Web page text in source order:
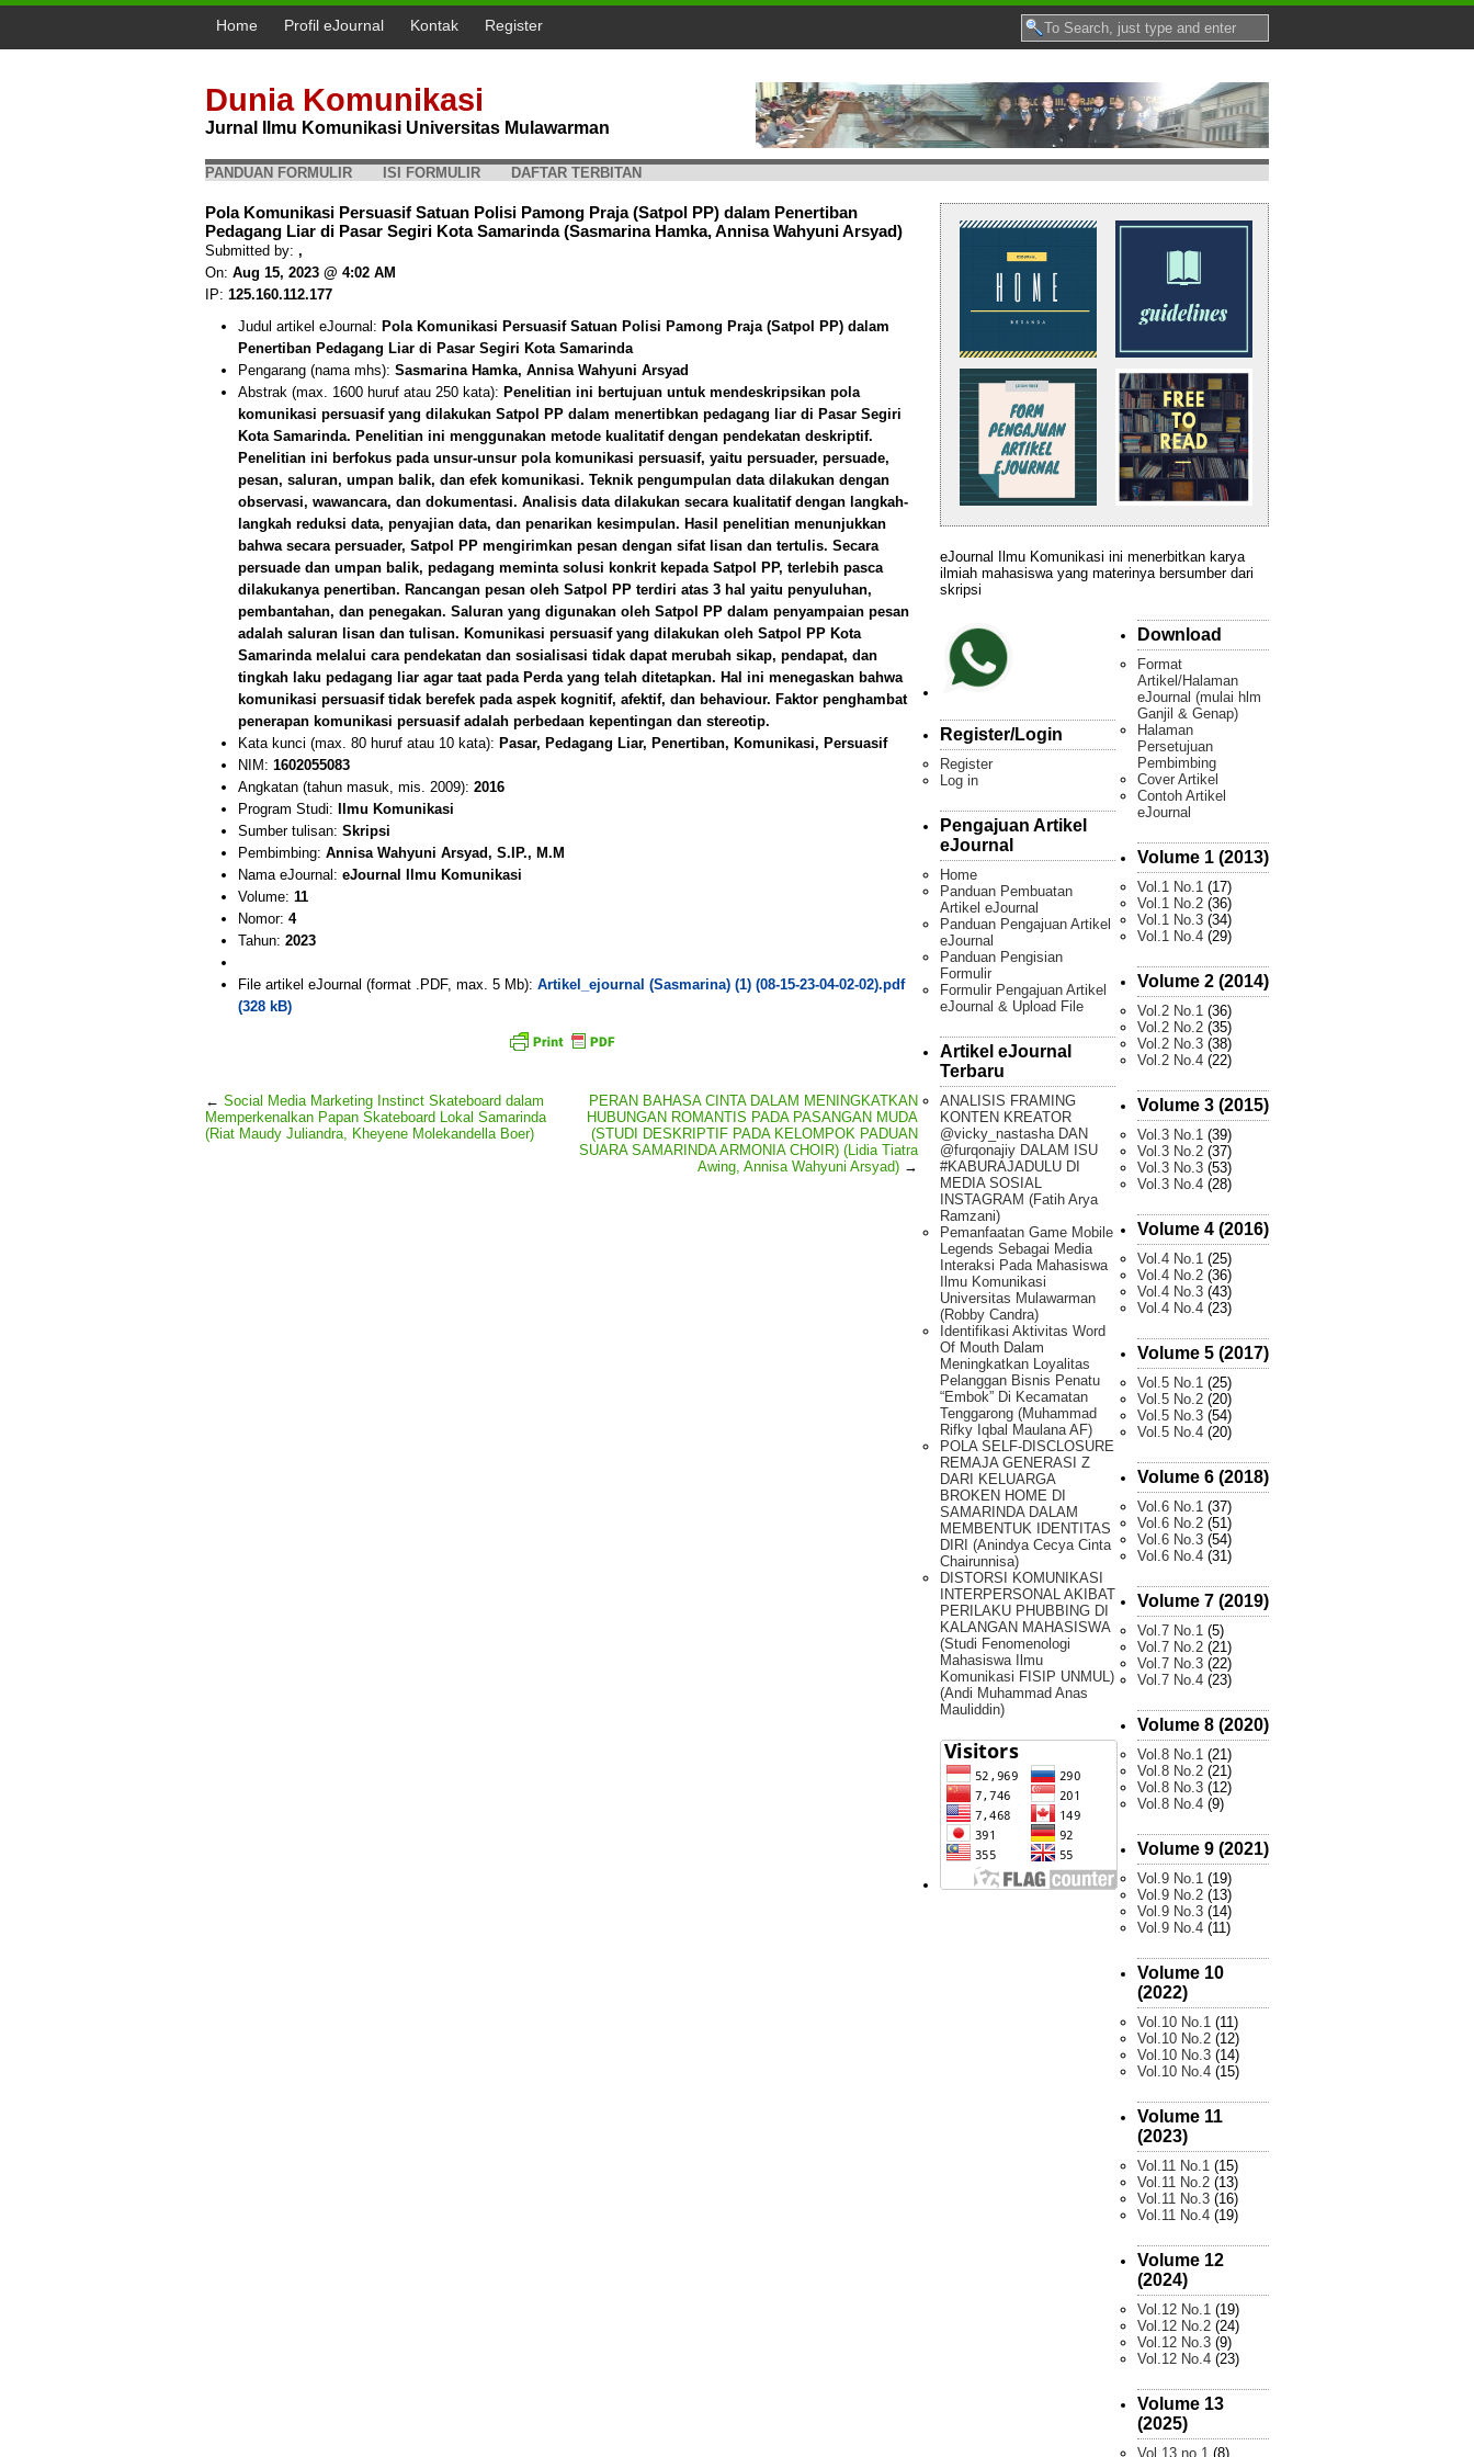
Home Profil eJournal Kontak Register
Dunia Komunikasi
Jurnal Ilmu Komunikasi Universitas Mulawarman
PANDUAN FORMULIR ISI FORMULIR DAFTAR TERBITAN
Pola Komunikasi Persuasif Satuan Polisi Pamong Praja (Satpol PP) dalam Penertiban
Pedagang Liar di Pasar Segiri Kota Samarinda (Sasmarina Hamka, Annisa Wahyuni Arsyad)
Submitted by: ,
On: Aug 15, 2023 @ 4:02 AM
IP: 125.160.112.177
Judul artikel eJournal: Pola Komunikasi Persuasif Satuan Polisi Pamong Praja (Satpol PP) dalam
Penertiban Pedagang Liar di Pasar Segiri Kota Samarinda
Pengarang (nama mhs): Sasmarina Hamka, Annisa Wahyuni Arsyad
Abstrak (max. 1600 huruf atau 250 kata): Penelitian ini bertujuan untuk mendeskripsikan pola
komunikasi persuasif yang dilakukan Satpol PP dalam menertibkan pedagang liar di Pasar Segiri
Kota Samarinda. Penelitian ini menggunakan metode kualitatif dengan pendekatan deskriptif.
Penelitian ini berfokus pada unsur-unsur pola komunikasi persuasif, yaitu persuader, persuade,
pesan, saluran, umpan balik, dan efek komunikasi. Teknik pengumpulan data dilakukan dengan
observasi, wawancara, dan dokumentasi. Analisis data dilakukan secara kualitatif dengan langkah-
langkah reduksi data, penyajian data, dan penarikan kesimpulan. Hasil penelitian menunjukkan
bahwa secara persuader, Satpol PP mengirimkan pesan dengan sifat lisan dan tertulis. Secara
persuade dan umpan balik, pedagang meminta solusi konkrit kepada Satpol PP, terlebih pasca
dilakukanya penertiban. Rancangan pesan oleh Satpol PP terdiri atas 3 hal yaitu penyuluhan,
pembantahan, dan penegakan. Saluran yang digunakan oleh Satpol PP dalam penyampaian pesan
adalah saluran lisan dan tulisan. Komunikasi persuasif yang dilakukan oleh Satpol PP Kota
Samarinda melalui cara pendekatan dan sosialisasi tidak dapat merubah sikap, pendapat, dan
tingkah laku pedagang liar agar taat pada Perda yang telah ditetapkan. Hal ini menegaskan bahwa
komunikasi persuasif tidak berefek pada aspek kognitif, afektif, dan behaviour. Faktor penghambat
penerapan komunikasi persuasif adalah perbedaan kepentingan dan stereotip.
Kata kunci (max. 80 huruf atau 10 kata): Pasar, Pedagang Liar, Penertiban, Komunikasi, Persuasif
NIM: 1602055083
Angkatan (tahun masuk, mis. 2009): 2016
Program Studi:
Ilmu Komunikasi
Sumber tulisan: Skripsi
Pembimbing: Annisa Wahyuni Arsyad, S.IP., M.M
Nama eJournal: eJournal Ilmu Komunikasi
Volume: 11
Nomor: 4
Tahun: 2023
File artikel eJournal (format .PDF, max. 5 Mb): Artikel_ejournal (Sasmarina) (1) (08-15-23-04-02-02).pdf
(328 kB)
← Social Media Marketing Instinct Skateboard dalam
Memperkenalkan Papan Skateboard Lokal Samarinda
(Riat Maudy Juliandra, Kheyene Molekandella Boer)
PERAN BAHASA CINTA DALAM MENINGKATKAN
HUBUNGAN ROMANTIS PADA PASANGAN MUDA
(STUDI DESKRIPTIF PADA KELOMPOK PADUAN
SUARA SAMARINDA ARMONIA CHOIR) (Lidia Tiatra
Awing, Annisa Wahyuni Arsyad) →
eJournal Ilmu Komunikasi ini menerbitkan karya
ilmiah mahasiswa yang materinya bersumber dari
skripsi
Register/Login
Register
Log in
Pengajuan Artikel
eJournal
Home
Panduan Pembuatan
Artikel eJournal
Panduan Pengajuan Artikel
eJournal
Panduan Pengisian
Formulir
Formulir Pengajuan Artikel
eJournal & Upload File
Artikel eJournal
Terbaru
ANALISIS FRAMING
KONTEN KREATOR
@vicky_nastasha DAN
@furqonajiy DALAM ISU
#KABURAJADULU DI
MEDIA SOSIAL
INSTAGRAM (Fatih Arya
Ramzani)
Pemanfaatan Game Mobile
Legends Sebagai Media
Interaksi Pada Mahasiswa
Ilmu Komunikasi
Universitas Mulawarman
(Robby Candra)
Identifikasi Aktivitas Word
Of Mouth Dalam
Meningkatkan Loyalitas
Pelanggan Bisnis Penatu
“Embok” Di Kecamatan
Tenggarong (Muhammad
Rifky Iqbal Maulana AF)
POLA SELF-DISCLOSURE
REMAJA GENERASI Z
DARI KELUARGA
BROKEN HOME DI
SAMARINDA DALAM
MEMBENTUK IDENTITAS
DIRI (Anindya Cecya Cinta
Chairunnisa)
DISTORSI KOMUNIKASI
INTERPERSONAL AKIBAT
PERILAKU PHUBBING DI
KALANGAN MAHASISWA
(Studi Fenomenologi
Mahasiswa Ilmu
Komunikasi FISIP UNMUL)
(Andi Muhammad Anas
Mauliddin)
Download
Format
Artikel/Halaman
eJournal (mulai hlm
Ganjil & Genap)
Halaman
Persetujuan
Pembimbing
Cover Artikel
Contoh Artikel
eJournal
Volume 1 (2013)
Vol.1 No.1 (17)
Vol.1 No.2 (36)
Vol.1 No.3 (34)
Vol.1 No.4 (29)
Volume 2 (2014)
Vol.2 No.1 (36)
Vol.2 No.2 (35)
Vol.2 No.3 (38)
Vol.2 No.4 (22)
Volume 3 (2015)
Vol.3 No.1 (39)
Vol.3 No.2 (37)
Vol.3 No.3 (53)
Vol.3 No.4 (28)
Volume 4 (2016)
Vol.4 No.1 (25)
Vol.4 No.2 (36)
Vol.4 No.3 (43)
Vol.4 No.4 (23)
Volume 5 (2017)
Vol.5 No.1 (25)
Vol.5 No.2 (20)
Vol.5 No.3 (54)
Vol.5 No.4 (20)
Volume 6 (2018)
Vol.6 No.1 (37)
Vol.6 No.2 (51)
Vol.6 No.3 (54)
Vol.6 No.4 (31)
Volume 7 (2019)
Vol.7 No.1 (5)
Vol.7 No.2 (21)
Vol.7 No.3 (22)
Vol.7 No.4 (23)
Volume 8 (2020)
Vol.8 No.1 (21)
Vol.8 No.2 (21)
Vol.8 No.3 (12)
Vol.8 No.4 (9)
Volume 9 (2021)
Vol.9 No.1 (19)
Vol.9 No.2 (13)
Vol.9 No.3 (14)
Vol.9 No.4 (11)
Volume 10
(2022)
Vol.10 No.1 (11)
Vol.10 No.2 (12)
Vol.10 No.3 (14)
Vol.10 No.4 (15)
Volume 11
(2023)
Vol.11 No.1 (15)
Vol.11 No.2 (13)
Vol.11 No.3 (16)
Vol.11 No.4 (19)
Volume 12
(2024)
Vol.12 No.1 (19)
Vol.12 No.2 (24)
Vol.12 No.3 (9)
Vol.12 No.4 (23)
Volume 13
(2025)
Vol.13 no.1 (8)